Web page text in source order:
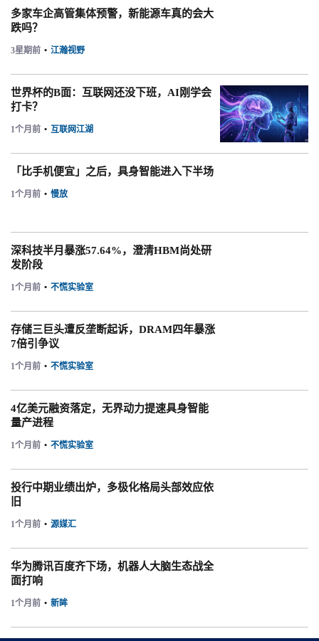
多家车企高管集体预警，新能源车真的会大
跌吗？
3星期前 • 江瀚视野
世界杯的B面：互联网还没下班，AI刚学会
打卡？
1个月前 • 互联网江湖
「比手机便宜」之后，具身智能进入下半场
1个月前 • 慢放
深科技半月暴涨57.64%，澄清HBM尚处研
发阶段
1个月前 • 不慌实验室
存储三巨头遭反垄断起诉，DRAM四年暴涨
7倍引争议
1个月前 • 不慌实验室
4亿美元融资落定，无界动力提速具身智能
量产进程
1个月前 • 不慌实验室
投行中期业绩出炉，多极化格局头部效应依
旧
1个月前 • 源媒汇
华为腾讯百度齐下场，机器人大脑生态战全
面打响
1个月前 • 新眸